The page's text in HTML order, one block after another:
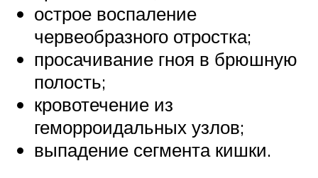
острое воспаление
червеобразного отростка;
просачивание гноя в брюшную
полость;
кровотечение из
геморроидальных узлов;
выпадение сегмента кишки.